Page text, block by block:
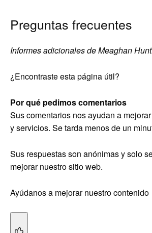
Preguntas frecuentes
Informes adicionales de Meaghan
¿Encontraste esta página útil?
Por qué pedimos comentarios
Sus comentarios nos ayudan a
y servicios. Se tarda menos de un
Sus respuestas son anónimas y solo
mejorar nuestro sitio web.
Ayúdanos a mejorar nuestro contenido